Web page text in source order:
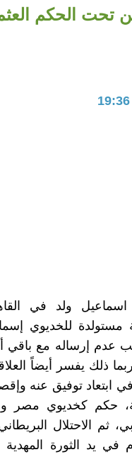
تحت الحكم
مستولدة للخديوي
عدم إرساله مع باقي
ذلك يفسر أيضاً
ابتعاد توفيق عنه
حكم كخديوي مصر
عرابي، ثم الاحتلال
الخرطوم في يد الثورة